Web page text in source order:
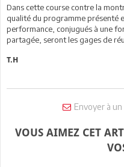
Dans cette course contre la
qualité du programme présenté
performance, conjugués à une
partagée, seront les gages de
T.H
Envoyer à un
VOUS AIMEZ CET